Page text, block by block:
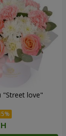
"Street love"